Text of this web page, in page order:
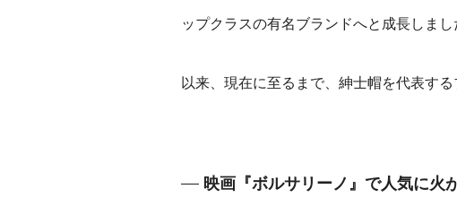
ップクラスの有名ブランドへと成長しまし
以来、現在に至るまで、紳士帽を代表す
映画『ボルサリーノ』で人気に火